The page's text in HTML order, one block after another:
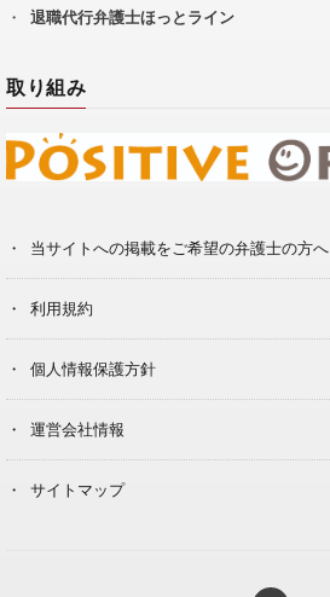
退職代行弁護士ほっとライン
取り組み
当サイトへの掲載をご希望の弁護士の方へ
利用規約
個人情報保護方針
運営会社情報
サイトマップ